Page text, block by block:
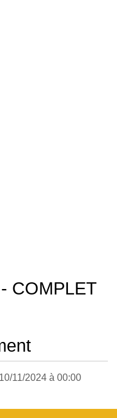
COMPLET
10/11/2024 à 00:00